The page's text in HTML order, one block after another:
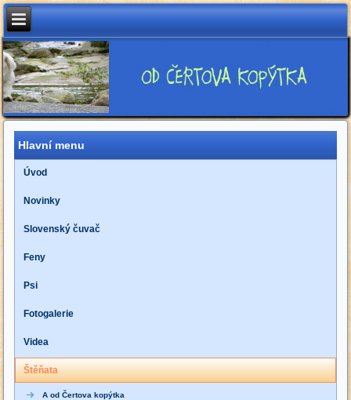
Hlavní menu
Úvod
Novinky
Slovenský čuvač
Feny
Psi
Fotogalerie
Videa
Štěňata
A od Čertova kopýtka